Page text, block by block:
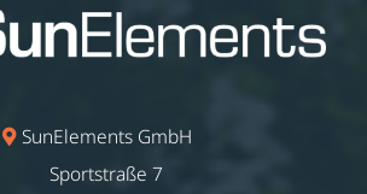
SunElements GmbH
Sportstraße 7